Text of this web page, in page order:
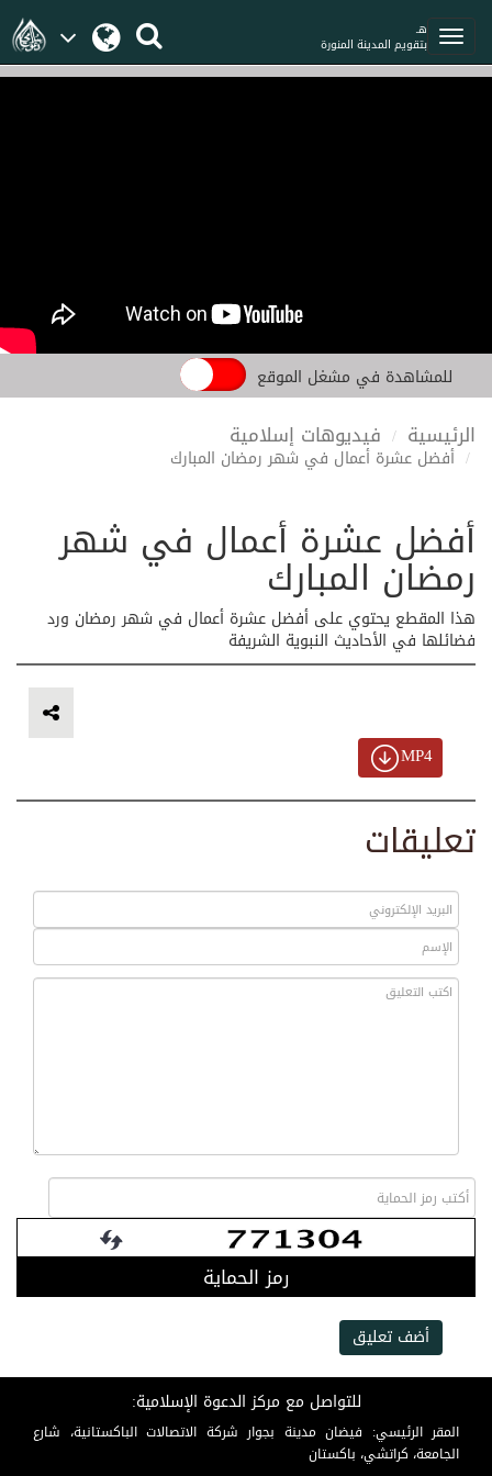
هـ
بتقويم المدينة المنورة
للمشاهدة في مشغل الموقع
الرئيسية فيديوهات إسلامية
أفضل عشرة أعمال في شهر رمضان المبارك
أفضل عشرة أعمال في شهر
رمضان المبارك
هذا المقطع يحتوي على أفضل عشرة أعمال في شهر رمضان ورد
فضائلها في الأحاديث النبوية الشريفة
MP4
تعليقات
رمز الحماية
أضف تعليق
للتواصل مع مركز الدعوة الإسلامية:
المقر الرئيسي: فيضان مدينة بجوار شركة الاتصالات الباكستانية، شارع
الجامعة، كراتشي، باكستان